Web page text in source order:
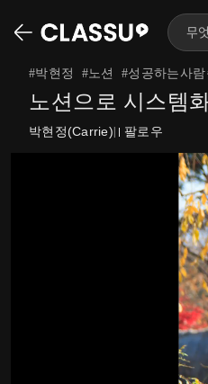
#박현정 #노션 #성공하는사
노션으로 시스템
박현정(Carrie) 팔로우